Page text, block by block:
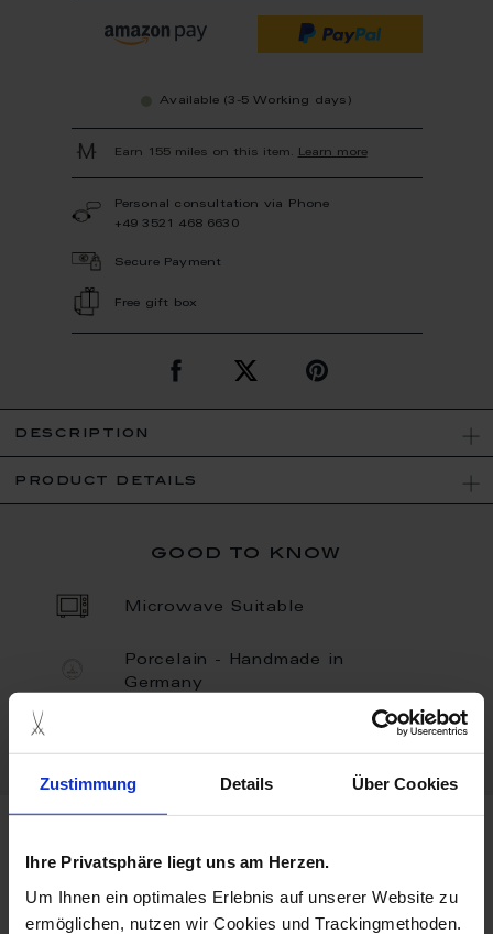
Zustimmung Details Über Cookies
Ihre Privatsphäre liegt uns am Herzen.
Um Ihnen ein optimales Erlebnis auf unserer Website zu
ermöglichen, nutzen wir Cookies und Trackingmethoden.
Available (3-5 Working days)
Earn 155 miles on this item. Learn more
Personal consultation via Phone
+49 3521 468 6630
Secure Payment
Free gift box
description
product details
good to know
Microwave Suitable
Porcelain - Handmade in
Germany
waves relief collection